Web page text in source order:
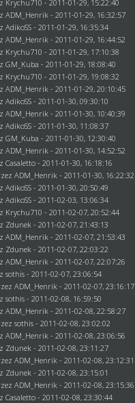
Krychu710 - 2011-01-29, 15:22:40
ADM_Henrik - 2011-01-29, 16:32:57
AdikoSS - 2011-01-29, 16:35:34
ADM_Henrik - 2011-01-29, 16:44:52
Krychu710 - 2011-01-29, 17:10:38
GM_Kuba - 2011-01-29, 18:08:40
Krychu710 - 2011-01-29, 19:08:32
ADM_Henrik - 2011-01-29, 20:10:45
AdikoSS - 2011-01-30, 09:30:10
ADM_Henrik - 2011-01-30, 10:40:39
AdikoSS - 2011-01-30, 11:08:37
GM_Kuba - 2011-01-30, 12:30:40
ADM_Henrik - 2011-01-30, 14:52:52
Casaletto - 2011-01-30, 16:18:16
ADM_Henrik - 2011-01-30, 16:22:32
AdikoSS - 2011-01-30, 20:50:49
AdikoSS - 2011-02-03, 13:06:34
Krychu710 - 2011-02-07, 20:52:44
Zdunek - 2011-02-07, 21:43:13
ADM_Henrik - 2011-02-07, 21:53:43
Zdunek - 2011-02-07, 22:03:22
ADM_Henrik - 2011-02-07, 22:07:26
sothis - 2011-02-07, 23:06:54
ADM_Henrik - 2011-02-07, 23:16:17
sothis - 2011-02-08, 16:59:50
ADM_Henrik - 2011-02-08, 22:58:27
sothis - 2011-02-08, 23:02:02
ADM_Henrik - 2011-02-08, 23:06:56
Zdunek - 2011-02-08, 23:11:27
ADM_Henrik - 2011-02-08, 23:12:31
Zdunek - 2011-02-08, 23:15:01
ADM_Henrik - 2011-02-08, 23:15:36
Casaletto - 2011-02-08, 23:30:44